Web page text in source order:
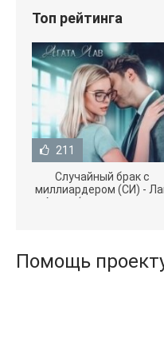
Топ рейтинга
211
Случайный брак с
миллиардером (СИ) -
Агата (полная версия
Помощь